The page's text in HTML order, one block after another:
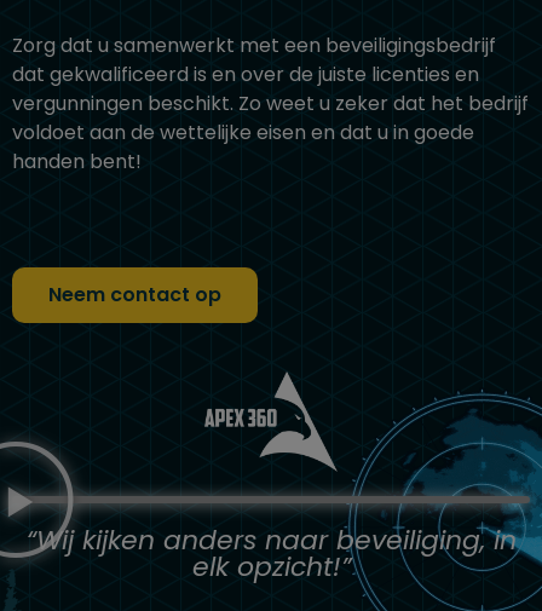
Zorg dat u samenwerkt met een beveiligingsbedrijf
dat gekwalificeerd is en over de juiste licenties en
vergunningen beschikt. Zo weet u zeker dat het bedrijf
voldoet aan de wettelijke eisen en dat u in goede
handen bent!
Neem contact op
“Wij kijken anders naar beveiliging, in
elk opzicht!”